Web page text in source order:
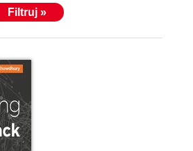
Filtruj »